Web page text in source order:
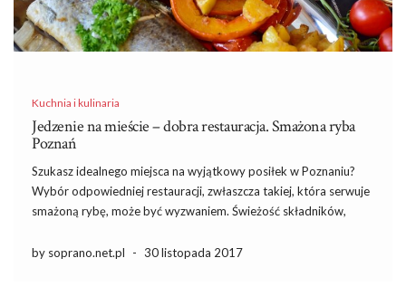
Kuchnia i kulinaria
Jedzenie na mieście – dobra restauracja. Smażona ryba
Poznań
Szukasz idealnego miejsca na wyjątkowy posiłek w Poznaniu?
Wybór odpowiedniej restauracji, zwłaszcza takiej, która serwuje
smażoną rybę, może być wyzwaniem. Świeżość składników,
które wpływają na satysfakcję z wizyty. Warto poświęcić chwilę
by soprano.net.pl - 30 listopada 2017